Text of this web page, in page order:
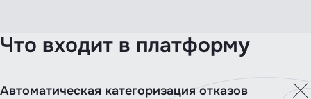
Что входит в платформу
Автоматическая категоризация отказов